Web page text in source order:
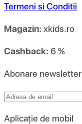
Termeni si Conditii
Magazin: xkids.ro
Cashback: 6 %
Abonare newsletter
Aplicație de mobil